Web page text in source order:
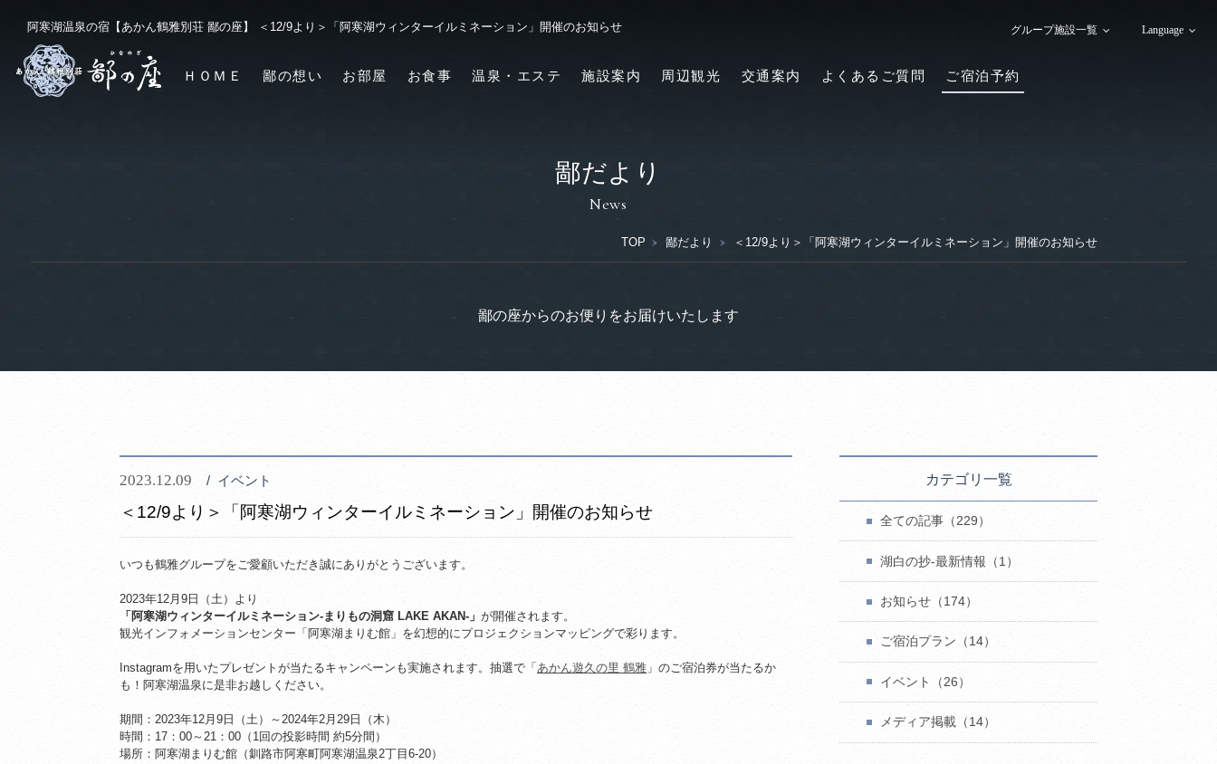
ＨＯＭＥ 鄙の想い お部屋 お食事 温泉・エステ 施設案内 周辺観光 交通案内 よくあるご質問 ご宿泊予約
阿寒湖温泉の宿【あかん鶴雅別荘 鄙の座】 ＜12/9より＞「阿寒湖ウィンターイルミネーション」開催のお知らせ グループ施設一覧 Language
鄙だより
News
TOP 鄙だより ＜12/9より＞「阿寒湖ウィンターイルミネーション」開催のお知らせ
鄙の座からのお便りをお届けいたします
2023.12.09 イベント
＜12/9より＞「阿寒湖ウィンターイルミネーション」開催のお知らせ
いつも鶴雅グループをご愛顧いただき誠にありがとうございます。
2023年12月9日（土）より
「阿寒湖ウィンターイルミネーション-まりもの洞窟 LAKE AKAN-」 が開催されます。
観光インフォメーションセンター「阿寒湖まりむ館」を幻想的にプロジェクションマッピングで彩ります。
Instagramを用いたプレゼントが当たるキャンペーンも実施されます。抽選で「 あかん遊久の里 鶴雅 」のご宿泊券が当たるか
も！阿寒湖温泉に是非お越しください。
期間：2023年12月9日（土）～2024年2月29日（木）
時間：17：00～21：00（1回の投影時間 約5分間）
場所：阿寒湖まりむ館（釧路市阿寒町阿寒湖温泉2丁目6-20）
カテゴリ一覧
全ての記事（229）
湖白の抄‐最新情報（1）
お知らせ（174）
ご宿泊プラン（14）
イベント（26）
メディア掲載（14）